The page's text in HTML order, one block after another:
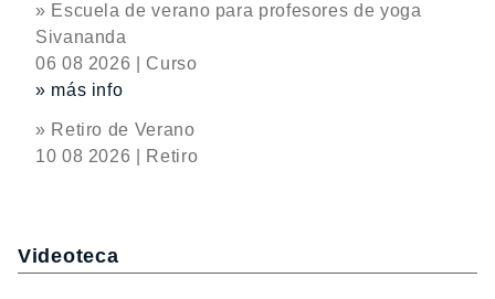
» Escuela de verano para profesores de yoga
Sivananda
06 08 2026 | Curso
» más info
» Retiro de Verano
10 08 2026 | Retiro
Videoteca